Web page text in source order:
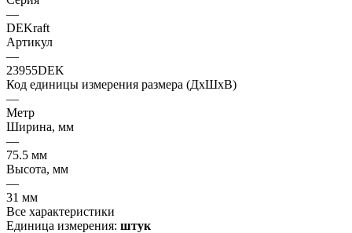
—
DEKraft
Артикул
—
23955DEK
Код единицы измерения размера (ДхШхВ)
—
Метр
Ширина, мм
—
75.5 мм
Высота, мм
—
31 мм
Все характеристики
Единица измерения: штук